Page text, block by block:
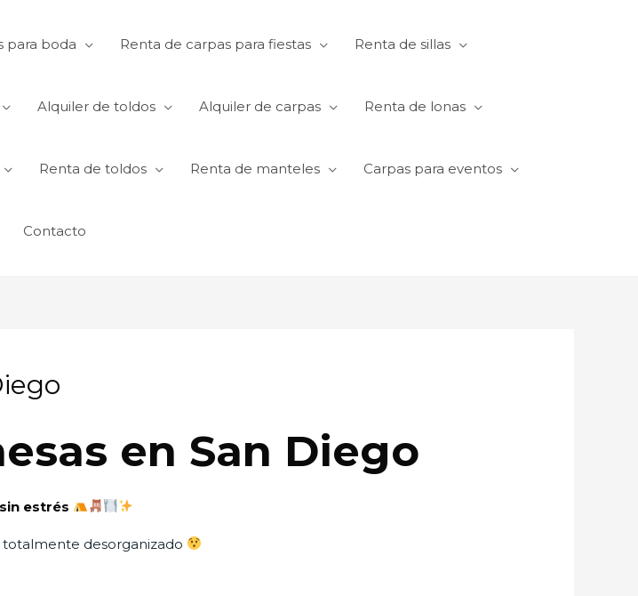
para boda Renta de carpas para fiestas Renta de sillas
Alquiler de toldos Alquiler de carpas Renta de lonas
Renta de toldos Renta de manteles Carpas para eventos
Contacto
en San Diego
estrés
desorganizado